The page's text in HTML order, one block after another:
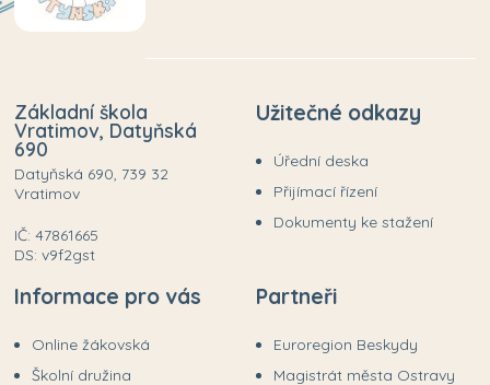
Základní škola
Vratimov, Datyňská
690
Datyňská 690, 739 32
Vratimov
IČ: 47861665
DS: v9f2gst
Užitečné odkazy
Úřední deska
Přijímací řízení
Dokumenty ke stažení
Informace pro vás
Online žákovská
Školní družina
Partneři
Euroregion Beskydy
Magistrát města Ostravy